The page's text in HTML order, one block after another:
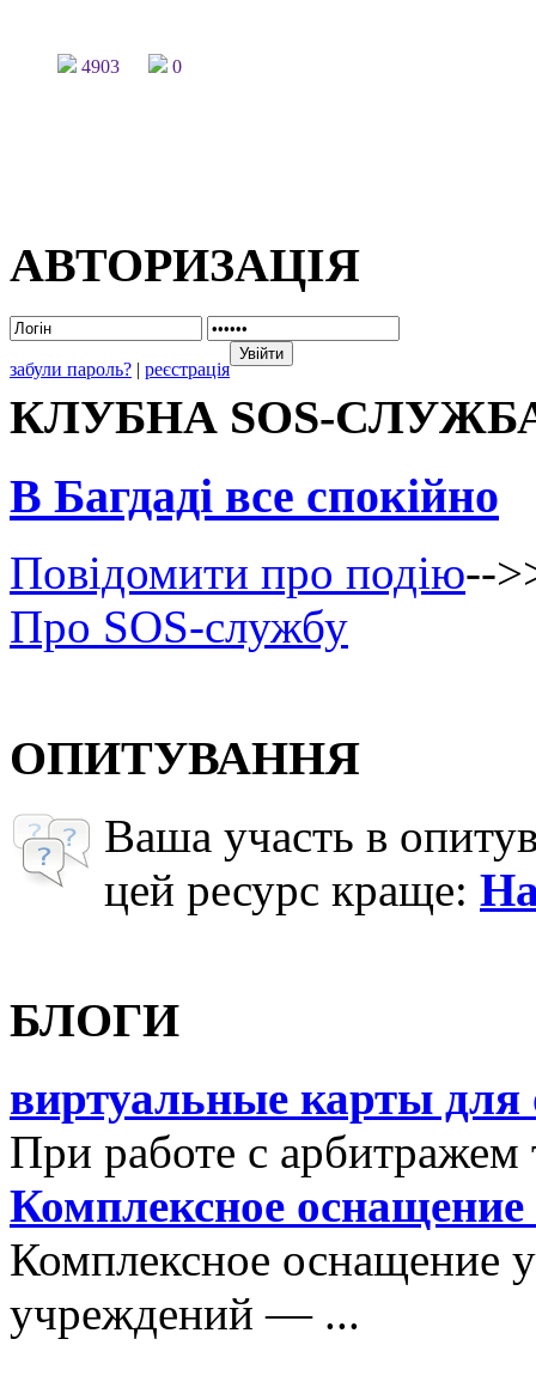
4903 0
АВТОРИЗАЦІЯ
забули пароль? | реєстрація
КЛУБНА SOS-
В Багдаді все спокійно
Повідомити про подію--
Про SOS-службу
ОПИТУВАННЯ
Ваша участь в
цей ресурс краще:
БЛОГИ
виртуальные карты для
При работе с
Комплексное
Комплексное оснащение
учреждений — ...